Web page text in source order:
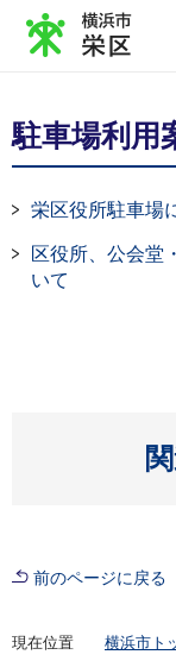
駐車場利用
栄区役所駐車場
区役所、公会堂
いて
前のページに戻る
現在位置 横浜市ト